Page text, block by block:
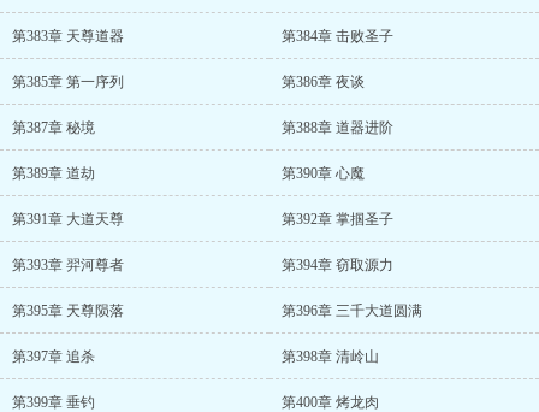
第383章 天尊道器 第384章 击败圣子
第385章 第一序列 第386章 夜谈
第387章 秘境 第388章 道器进阶
第389章 道劫 第390章 心魔
第391章 大道天尊 第392章 掌掴圣子
第393章 羿河尊者 第394章 窃取源力
第395章 天尊陨落 第396章 三千大道圆满
第397章 追杀 第398章 清岭山
第399章 垂钓 第400章 烤龙肉